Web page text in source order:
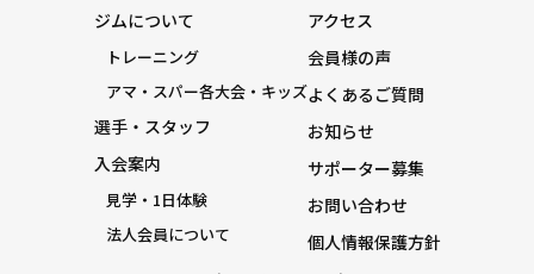
ジムについて
トレーニング
アマ・スパー各大会・キッズ
選手・スタッフ
入会案内
見学・1日体験
法人会員について
アクセス
会員様の声
よくあるご質問
お知らせ
サポーター募集
お問い合わせ
個人情報保護方針